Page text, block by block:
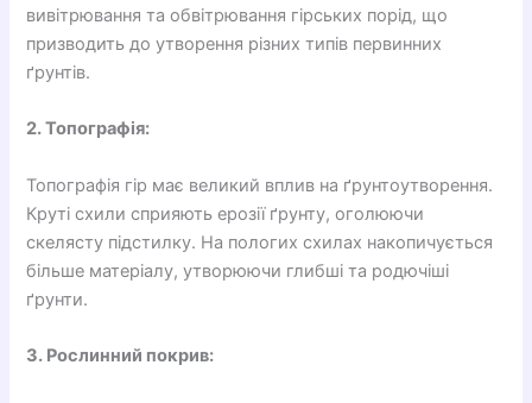
вивітрювання та обвітрювання гірських порід, що
призводить до утворення різних типів первинних
ґрунтів.
2. Топографія:
Топографія гір має великий вплив на ґрунтоутворення.
Круті схили сприяють ерозії ґрунту, оголюючи
скелясту підстилку. На пологих схилах накопичується
більше матеріалу, утворюючи глибші та родючіші
ґрунти.
3. Рослинний покрив: